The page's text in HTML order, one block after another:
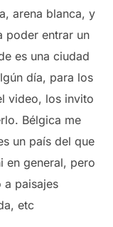
arena blanca, y
poder entrar un
es una ciudad
día, para los
video, los invito
Bélgica me
un país del que
en general, pero
a paisajes
etc